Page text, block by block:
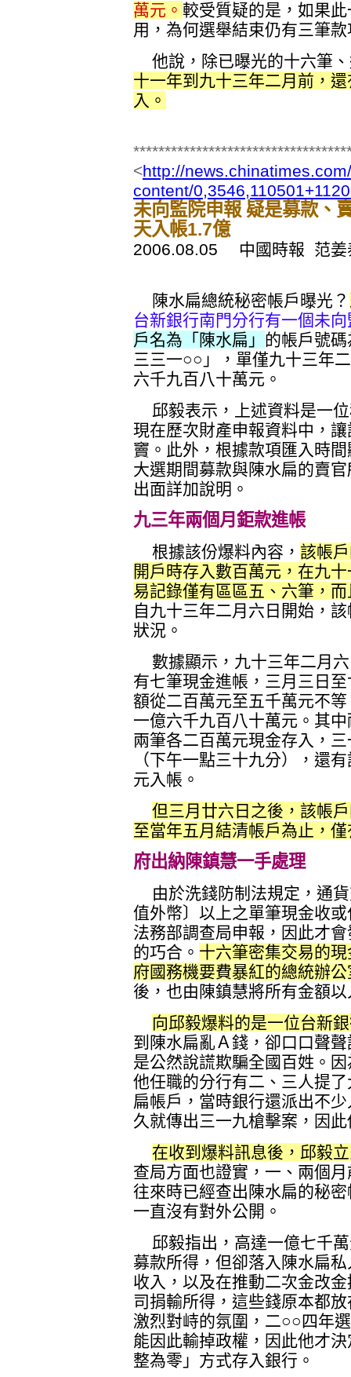
萬元。 較受質疑的是，如果
用，為何選舉結束仍有三筆
他說，除已曝光的十六筆
十一年到九十三年二月前，
入。
<http://
content/
未向監院申報 疑是募款、
天入帳1.7億
2006.08.05 中國時報 范姜
陳水扁總統秘密帳戶曝光？
台新銀行南門分行有一個未
戶名為「陳水扁」 的帳戶號
三三一○○」，單僅九十三年
六千九百八十萬元。
邱毅表示，上述資料是一
現在歷次財產申報資料中，
竇。此外，根據款項匯入時
大選期間募款與陳水扁的賣
出面詳加說明。
九三年兩個月鉅款進帳
根據該份爆料內容， 該帳
開戶時存入數百萬元，在九
易記錄僅有區區五、六筆，
自九十三年二月六日開始，
狀況。
數據顯示，九十三年二月
有七筆現金進帳，三月三日
額從二百萬元至五千萬元不
一億六千九百八十萬元。其
兩筆各二百萬元現金存入，
（下午一點三十九分），還
元入帳。
但三月廿六日之後，該帳
至當年五月結清帳戶為止，
府出納陳鎮慧一手處理
由於洗錢防制法規定，通
值外幣〕以上之單筆現金收
法務部調查局申報，因此才
的巧合。 十六筆密集交易的
府國務機要費暴紅的總統辦
後，也由陳鎮慧將所有金額
向邱毅爆料的是一位台新
到陳水扁亂Ａ錢，卻口口聲
是公然說謊欺騙全國百姓。
他任職的分行有二、三人提
扁帳戶，當時銀行還派出不
久就傳出三一九槍擊案，因
在收到爆料訊息後，邱毅
查局方面也證實，一、兩個
往來時已經查出陳水扁的秘
一直沒有對外公開。
邱毅指出，高達一億七千
募款所得，但卻落入陳水扁
收入，以及在推動二次金改
司捐輸所得，這些錢原本都
激烈對峙的氛圍，二○○四年
能因此輸掉政權，因此他才
整為零」方式存入銀行。